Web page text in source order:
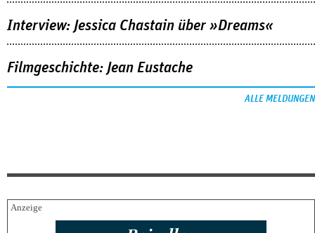
Interview: Jessica Chastain über »Dreams«
Filmgeschichte: Jean Eustache
ALLE MELDUNGEN